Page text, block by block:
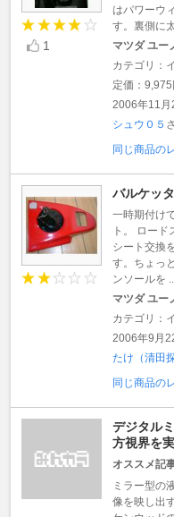
1
はパワーウ
す。裏側に太
マツダ ユー
カテゴリ：
定価：9,975
2006年11月
シュウ０５
同じ商品の
バルケッ
一時期付け
ト。 ロード
シート交換
す。ちょっ
ンソールを ...
マツダ ユー
カテゴリ：
2006年9月
たけ（清田
同じ商品の
デジタル
方視界を
オススメ記
ミラー型の
像を映し出